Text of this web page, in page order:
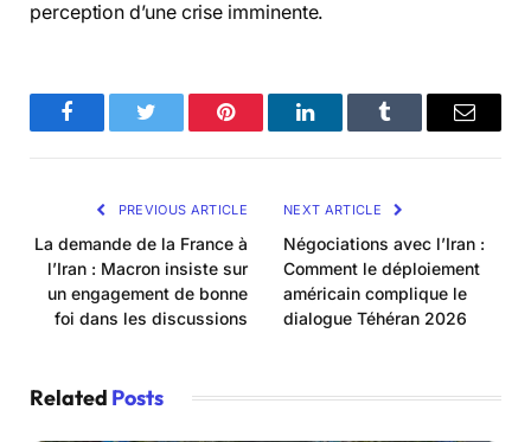
perception d’une crise imminente.
FacebookTwitter Pinterest LinkedInTumblr Email
PREVIOUS ARTICLE
La demande de la France à
l’Iran : Macron insiste sur
un engagement de bonne
foi dans les discussions
NEXT ARTICLE
Négociations avec l’Iran :
Comment le déploiement
américain complique le
dialogue Téhéran 2026
Related Posts